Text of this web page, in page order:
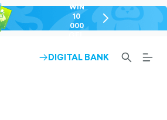
WIN
10
000
chevron-
right-
ARROW-
DIGITAL BANK
SEARCH-
OUTLINED